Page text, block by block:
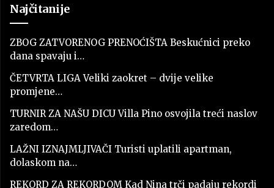
Najčitanije
ZBOG ZATVORENOG PRENOĆIŠTA Beskućnici preko
dana spavaju i…
ČETVRTA LIGA Veliki zaokret – dvije velike
promjene…
TURNIR ZA NAŠU DICU Villa Pino osvojila treći naslov
zaredom…
LAŽNI IZNAJMLJIVAČI Turisti uplatili apartman,
dolaskom na…
REKORD ZA REKORDOM Kad Nina trči padaju rekordi